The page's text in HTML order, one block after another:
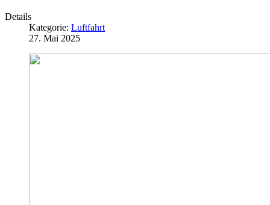
Details
Kategorie: Luftfahrt
27. Mai 2025